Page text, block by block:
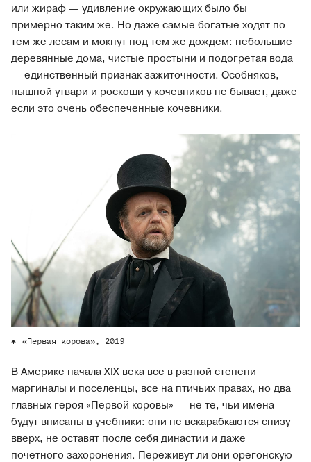
или жираф — удивление окружающих было бы
примерно таким же. Но даже самые богатые ходят по
тем же лесам и мокнут под тем же дождем: небольшие
деревянные дома, чистые простыни и подогретая вода
— единственный признак зажиточности. Особняков,
пышной утвари и роскоши у кочевников не бывает, даже
если это очень обеспеченные кочевники.
«Первая корова», 2019
В Америке начала XIX века все в разной степени
маргиналы и поселенцы, все на птичьих правах, но два
главных героя «Первой коровы» — не те, чьи имена
будут вписаны в учебники: они не вскарабкаются снизу
вверх, не оставят после себя династии и даже
почетного захоронения. Переживут ли они орегонскую